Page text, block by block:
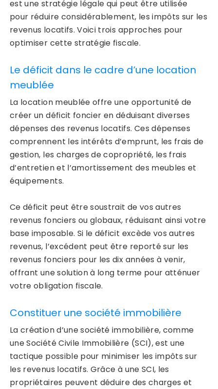
est une stratégie légale qui peut être utilisée
pour réduire considérablement, les impôts sur les
revenus locatifs. Voici trois approches pour
optimiser cette stratégie fiscale.
Le déficit dans le cadre d’une location
meublée
La location meublée offre une opportunité de
créer un déficit foncier en déduisant diverses
dépenses des revenus locatifs. Ces dépenses
comprennent les intérêts d’emprunt, les frais de
gestion, les charges de copropriété, les frais
d’entretien et l’amortissement des meubles et
équipements.
Ce déficit peut être soustrait de vos autres
revenus fonciers ou globaux, réduisant ainsi votre
base imposable. Si le déficit excède vos autres
revenus, l’excédent peut être reporté sur les
revenus fonciers pour les dix années à venir,
offrant une solution à long terme pour atténuer
votre obligation fiscale.
Constituer une société immobilière
La création d’une société immobilière, comme
une Société Civile Immobilière (SCI), est une
tactique possible pour minimiser les impôts sur
les revenus locatifs. Grâce à une SCI, les
propriétaires peuvent déduire des charges et